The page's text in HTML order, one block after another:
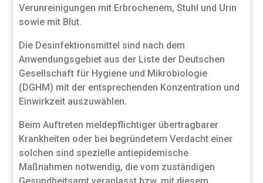
Verunreinigungen mit Erbrochenem, Stuhl und Urin
sowie mit Blut.
Die Desinfektionsmittel sind nach dem
Anwendungsgebiet aus der Liste der Deutschen
Gesellschaft für Hygiene und Mikrobiologie
(DGHM) mit der entsprechenden Konzentration und
Einwirkzeit auszuwählen.
Beim Auftreten meldepflichtiger übertragbarer
Krankheiten oder bei begründetem Verdacht einer
solchen sind spezielle antiepidemische
Maßnahmen notwendig, die vom zuständigen
Gesundheitsamt veranlasst bzw. mit diesem